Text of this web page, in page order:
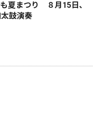
夏まつり ８月15日、
鼓演奏